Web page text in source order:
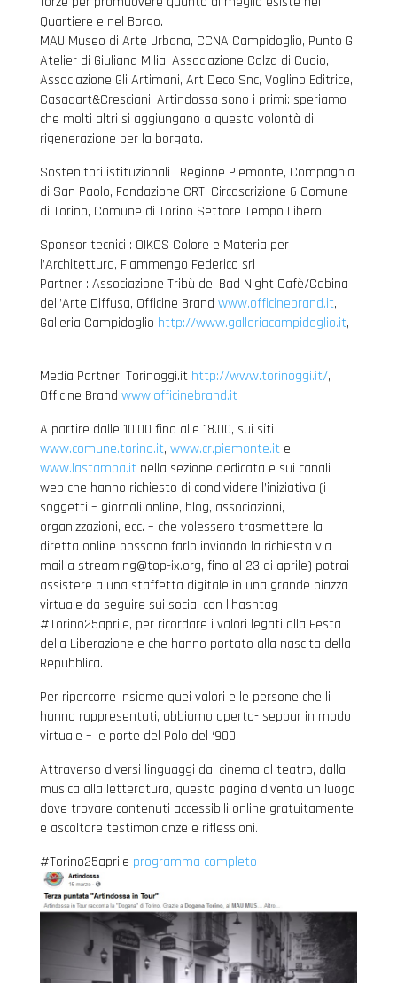
Quartiere e nel Borgo.
MAU Museo di Arte Urbana, CCNA Campidoglio, Punto G
Atelier di Giuliana Milia, Associazione Calza di Cuoio,
Associazione Gli Artimani, Art Deco Snc, Voglino Editrice,
Casadart&Cresciani, Artindossa sono i primi: speriamo
che molti altri si aggiungano a questa volontà di
rigenerazione per la borgata.
Sostenitori istituzionali : Regione Piemonte, Compagnia
di San Paolo, Fondazione CRT, Circoscrizione 6 Comune
di Torino, Comune di Torino Settore Tempo Libero
Sponsor tecnici : OIKOS Colore e Materia per
l’Architettura, Fiammengo Federico srl
Partner : Associazione Tribù del Bad Night Cafè/Cabina
dell’Arte Diffusa, Officine Brand www.officinebrand.it,
Galleria Campidoglio http://www.galleriacampidoglio.it,
Media Partner: Torinoggi.it http://www.torinoggi.it/,
Officine Brand www.officinebrand.it
A partire dalle 10.00 fino alle 18.00, sui siti
www.comune.torino.it, www.cr.piemonte.ite
www.lastampa.itnella sezione dedicata e sui canali
web che hanno richiesto di condividere l’iniziativa (i
soggetti – giornali online, blog, associazioni,
organizzazioni, ecc. – che volessero trasmettere la
diretta online possono farlo inviando la richiesta via
mail a streaming@top-ix.org, fino al 23 di aprile) potrai
assistere a una staffetta digitale in una grande piazza
virtuale da seguire sui social con l’hashtag
#Torino25aprile, per ricordare i valori legati alla Festa
della Liberazione e che hanno portato alla nascita della
Repubblica.
Per ripercorre insieme quei valori e le persone che li
hanno rappresentati, abbiamo aperto- seppur in modo
virtuale – le porte del Polo del ‘900.
Attraverso diversi linguaggi dal cinema al teatro, dalla
musica alla letteratura, questa pagina diventa un luogo
dove trovare contenuti accessibili online gratuitamente
e ascoltare testimonianze e riflessioni.
#Torino25aprile programma completo